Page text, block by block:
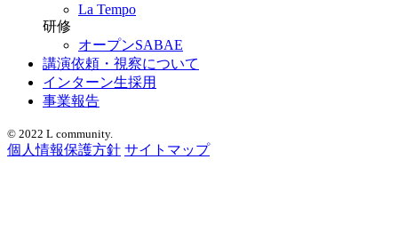
La Tempo
研修
オープンSABAE
講演依頼・視察について
インターン生採用
事業報告
© 2022 L community.
個人情報保護方針 サイトマップ